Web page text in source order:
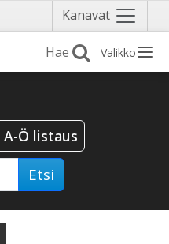
Kanavat Näytä
valikko
Valikko
A-Ö listaus
Etsi